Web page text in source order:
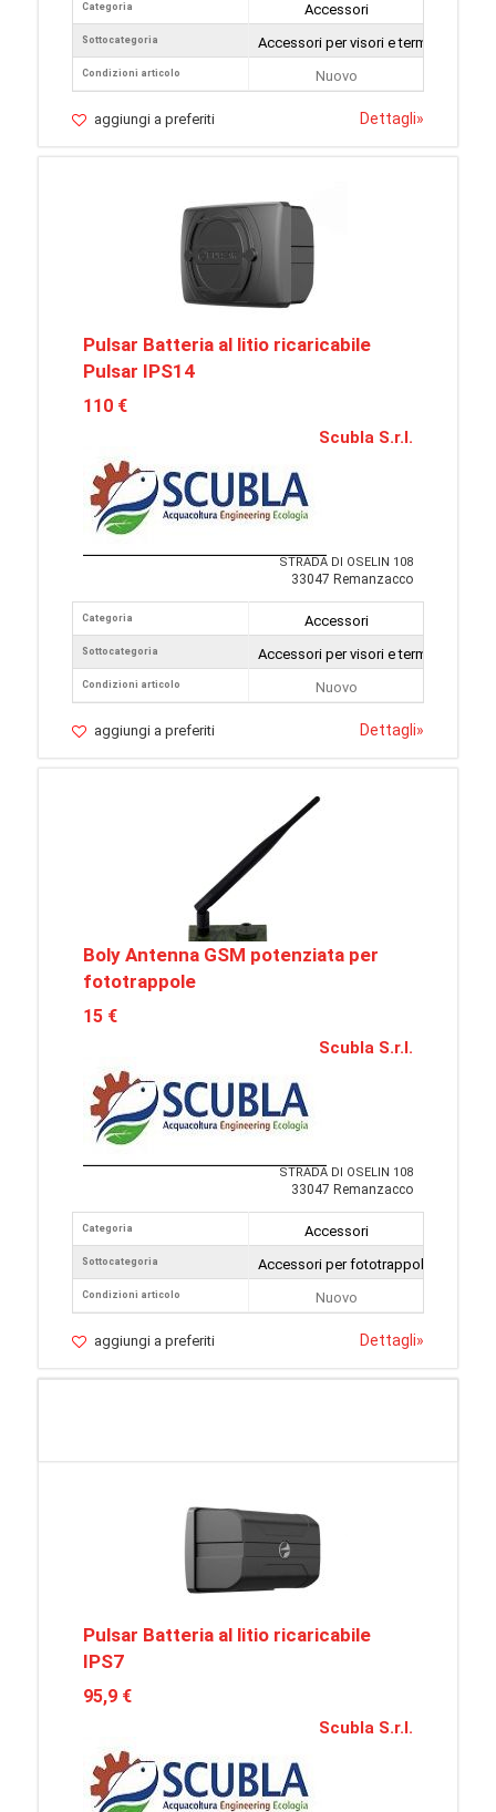
Categoria
Sottocategoria
Condizioni articolo
Accessori
Accessori per visori e termocamere
Nuovo
aggiungi a preferiti Dettagli»
Pulsar Batteria al litio ricaricabile
Pulsar IPS14
110 €
Scubla S.r.l.
STRADA DI OSELIN 108
33047 Remanzacco
Categoria
Sottocategoria
Condizioni articolo
Accessori
Accessori per visori e termocamere
Nuovo
aggiungi a preferiti Dettagli»
Boly Antenna GSM potenziata per
fototrappole
15 €
Scubla S.r.l.
STRADA DI OSELIN 108
33047 Remanzacco
Categoria
Sottocategoria
Condizioni articolo
Accessori
Accessori per fototrappole
Nuovo
aggiungi a preferiti Dettagli»
Pulsar Batteria al litio ricaricabile
IPS7
95,9 €
Scubla S.r.l.